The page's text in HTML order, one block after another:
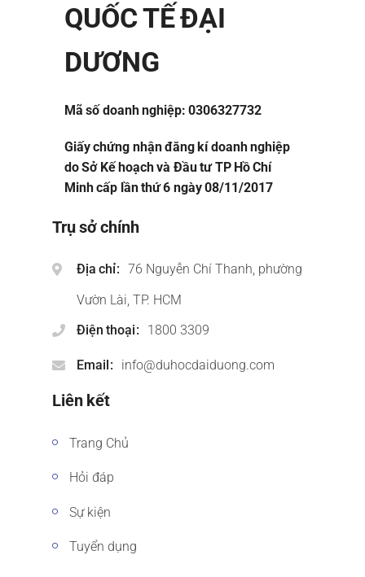
QUỐC TẾ ĐẠI
DƯƠNG
Mã số doanh nghiệp: 0306327732
Giấy chứng nhận đăng kí doanh nghiệp
do Sở Kế hoạch và Đầu tư TP Hồ Chí
Minh cấp lần thứ 6 ngày 08/11/2017
Trụ sở chính
Địa chỉ
76 Nguyễn Chí Thanh, phường
Vườn Lài, TP. HCM
Điện thoại
1800 3309
Email info@duhocdaiduong.com
Liên kết
Trang Chủ
Hỏi đáp
Sự kiện
Tuyển dụng